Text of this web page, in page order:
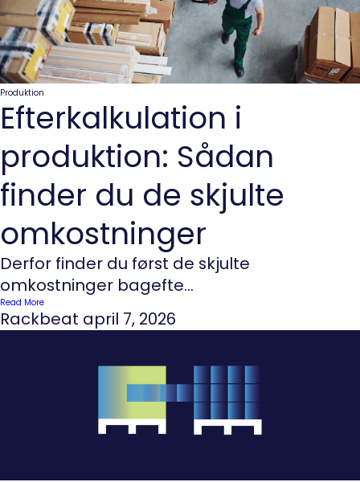
Produktion
Efterkalkulation i
produktion: Sådan
finder du de skjulte
omkostninger
Derfor finder du først de skjulte
omkostninger bagefte...
Read More
Rackbeat april 7, 2026